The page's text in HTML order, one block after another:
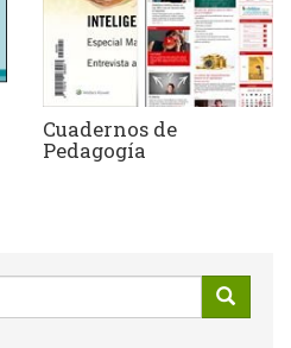
Cuadernos de
Pedagogía